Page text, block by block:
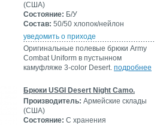
(США)
Состояние: Б/У
Состав: 50/50 хлопок/нейлон
уведомить о приходе
Оригинальные полевые брюки Army
Combat Uniform в пустынном
камуфляже 3-color Desert. подробнее
Брюки USGI Desert Night Camo.
Производитель: Армейские склады
(США)
Состояние: С хранения